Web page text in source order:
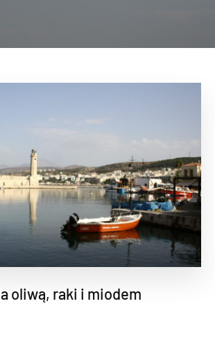
oliwą, raki i miodem